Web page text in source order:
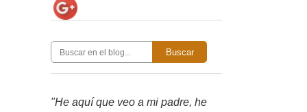
Buscar
"He aquí que veo a mi padre, he